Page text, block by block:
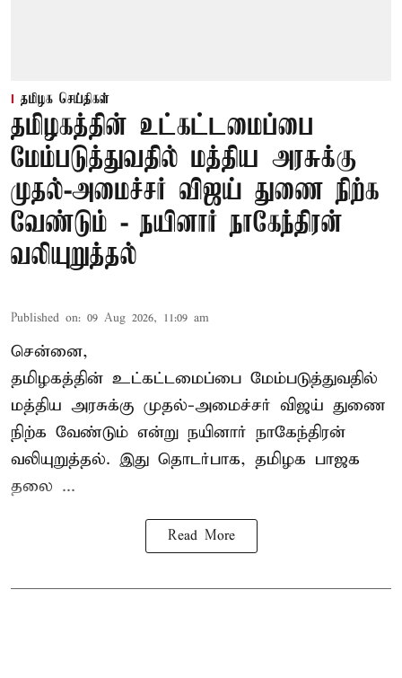
தமிழக செய்திகள்
தமிழகத்தின் உட்கட்டமைப்பை
மேம்படுத்துவதில் மத்திய அரசுக்கு
முதல்-அமைச்சர் விஜய் துணை நிற்க
வேண்டும் - நயினார் நாகேந்திரன்
வலியுறுத்தல்
Published on: 09 Aug 2026, 11:09 am
சென்னை,
தமிழகத்தின் உட்கட்டமைப்பை மேம்படுத்துவதில்
மத்திய அரசுக்கு முதல்-அமைச்சர் விஜய் துணை
நிற்க வேண்டும் என்று நயினார் நாகேந்திரன்
வலியுறுத்தல். இது தொடர்பாக, தமிழக பாஜக
தலை ...
Read More